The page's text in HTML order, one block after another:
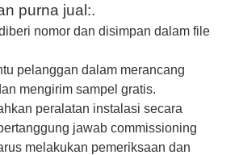
purna jual:.
nomor dan disimpan dalam file
pelanggan dalam merancang
mengirim sampel gratis.
peralatan instalasi secara
jawab commissioning
melakukan pemeriksaan dan